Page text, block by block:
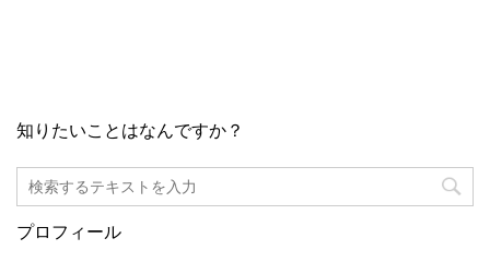
知りたいことはなんですか？
プロフィール